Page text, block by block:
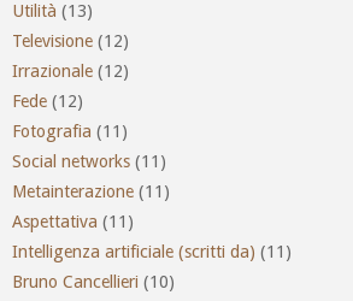
Utilità (13)
Televisione (12)
Irrazionale (12)
Fede (12)
Fotografia (11)
Social networks (11)
Metainterazione (11)
Aspettativa (11)
Intelligenza artificiale (scritti da) (11)
Bruno Cancellieri (10)